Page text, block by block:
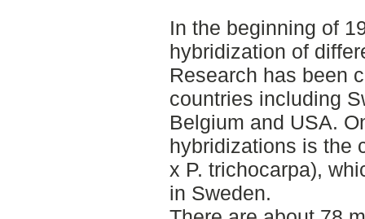
In the beginning of
hybridization of
Research has been
countries including
Belgium and USA.
hybridizations is the
x P. trichocarpa),
in Sweden.